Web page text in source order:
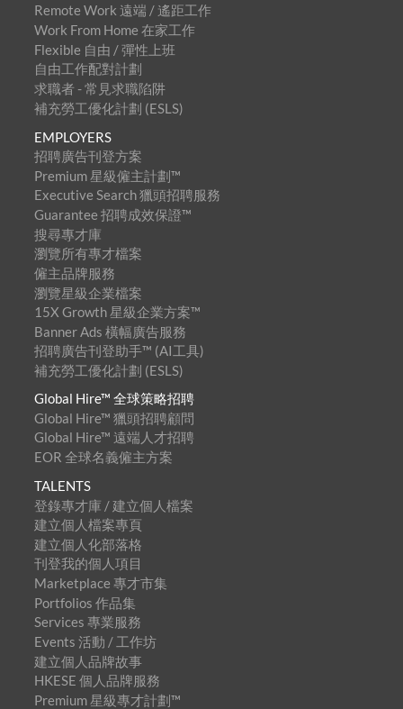
Remote Work 遠端 / 遙距工作
Work From Home 在家工作
Flexible 自由 / 彈性上班
自由工作配對計劃
求職者 - 常見求職陷阱
補充勞工優化計劃 (ESLS)
EMPLOYERS
招聘廣告刊登方案
Premium 星級僱主計劃™
Executive Search 獵頭招聘服務
Guarantee 招聘成效保證™
搜尋專才庫
瀏覽所有專才檔案
僱主品牌服務
瀏覽星級企業檔案
15X Growth 星級企業方案™
Banner Ads 橫幅廣告服務
招聘廣告刊登助手™ (AI工具)
補充勞工優化計劃 (ESLS)
Global Hire™ 全球策略招聘
Global Hire™ 獵頭招聘顧問
Global Hire™ 遠端人才招聘
EOR 全球名義僱主方案
TALENTS
登錄專才庫 / 建立個人檔案
建立個人檔案專頁
建立個人化部落格
刊登我的個人項目
Marketplace 專才市集
Portfolios 作品集
Services 專業服務
Events 活動 / 工作坊
建立個人品牌故事
HKESE 個人品牌服務
Premium 星級專才計劃™